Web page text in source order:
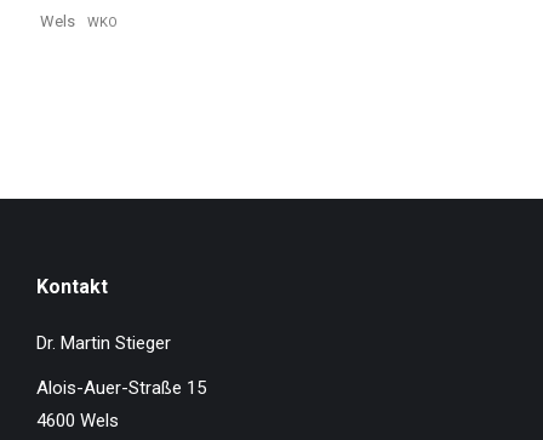
Wels WKO
Kontakt
Dr. Martin Stieger
Alois-Auer-Straße 15
4600 Wels